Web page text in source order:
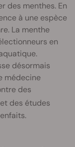
des menthes. En
à une espèce
La menthe
en
désormais
médecine
des
des études